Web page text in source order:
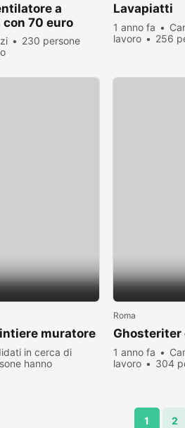
a
70 euro
230 persone
Lavapiatti
1 anno fa
lavoro
256
muratore
in cerca di
hanno
Roma
Ghosteriter
1 anno fa
lavoro
304
1 2